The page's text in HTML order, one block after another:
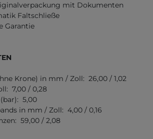
mit Dokumenten
Faltschließe
Garantie
Krone) in mm / Zoll: 26,00 / 1,02
7,00 / 0,28
5,00
in mm / Zoll: 4,00 / 0,16
59,00 / 2,08